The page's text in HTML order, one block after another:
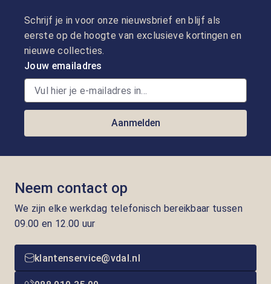
Schrijf je in voor onze nieuwsbrief en blijf als
eerste op de hoogte van exclusieve kortingen en
nieuwe collecties.
Jouw emailadres
Aanmelden
Neem contact op
We zijn elke werkdag telefonisch bereikbaar tussen
09.00 en 12.00 uur
klantenservice@vdal.nl